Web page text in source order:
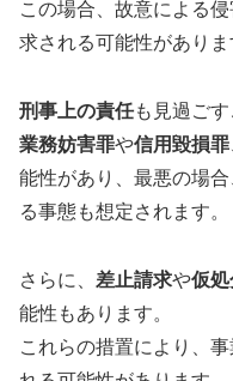
この場合、故意による
求される可能性がありま
刑事上の責任も見過ごす
業務妨害罪や信用毀損罪
能性があり、最悪の場
る事態も想定されます。
さらに、 差止請求や仮
能性もあります。
これらの措置により、